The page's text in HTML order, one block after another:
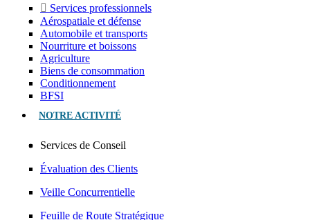
Services professionnels
Aérospatiale et défense
Automobile et transports
Nourriture et boissons
Agriculture
Biens de consommation
Conditionnement
BFSI
NOTRE ACTIVITÉ
Services de Conseil
Évaluation des Clients
Veille Concurrentielle
Feuille de Route Stratégique